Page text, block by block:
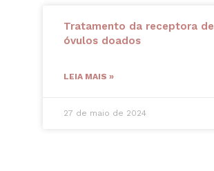
Tratamento da receptora de
óvulos doados
LEIA MAIS »
27 de maio de 2024